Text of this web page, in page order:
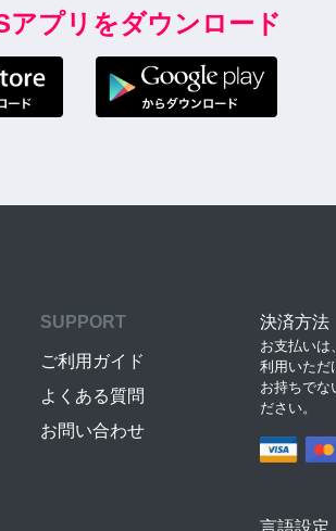
アプリをダウンロード
SUPPORT
ご利用ガイド
よくある質問
お問い合わせ
決済方法
お支払いは
利用いただ
お持ちでな
ださい。